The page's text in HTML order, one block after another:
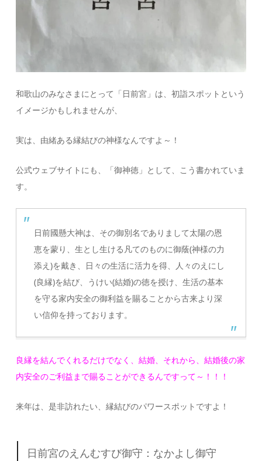
和歌山のみなさまにとって「日前宮」は、初詣スポットという
イメージかもしれませんが、
実は、由緒ある縁結びの神様なんですよ～！
公式ウェブサイトにも、「御神徳」として、こう書かれていま
す。
日前國懸大神は、その御別名でありまして太陽の恩
恵を蒙り、生とし生ける凡てのものに御蔭(神様の力
添え)を戴き、日々の生活に活力を得、人々のえにし
(良縁)を結び、うけい(結婚)の徳を授け、生活の基本
を守る家内安全の御利益を賜ることから古来より深
い信仰を持っております。
良縁を結んでくれるだけでなく、結婚、それから、結婚後の家
内安全のご利益まで賜ることができるんですって～！！！
来年は、是非訪れたい、縁結びのパワースポットですよ！
日前宮のえんむすび御守：なかよし御守